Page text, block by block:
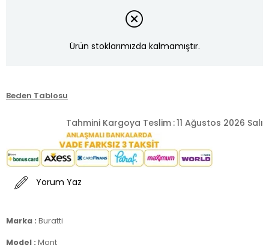
Ürün stoklarımızda kalmamıştır.
Beden Tablosu
Tahmini Kargoya Teslim :11 Ağustos 2026 Salı
Yorum Yaz
Marka : Buratti
Model : Mont